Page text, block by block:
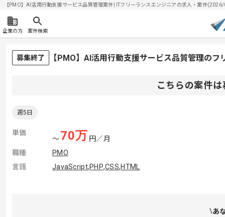
【PMO】AI活用行動支援サービス品質管理案件| ITフリーランスエンジニアの求人・案件
企業の方 案件検索
募集終了 【PMO】AI活用行動支援サービス品質管理のフ
こちらの案件
週5日
単価
〜70万 円／月
職種
PMO
言語
JavaScript,PHP,CSS,HTML
あ